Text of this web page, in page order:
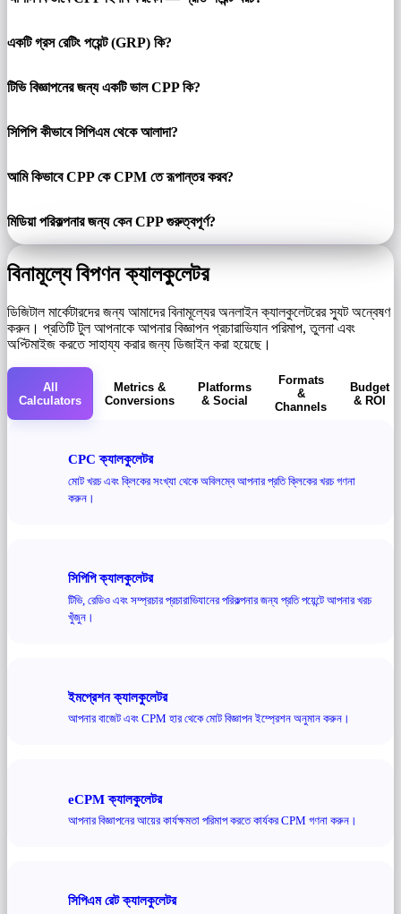
একটি গ্রস রেটিং পয়েন্ট (GRP) কি?
টিভি বিজ্ঞাপনের জন্য একটি ভাল CPP কি?
সিপিপি কীভাবে সিপিএম থেকে আলাদা?
আমি কিভাবে CPP কে CPM তে রূপান্তর করব?
মিডিয়া পরিকল্পনার জন্য কেন CPP গুরুত্বপূর্ণ?
বিনামূল্যে বিপণন ক্যালকুলেটর
ডিজিটাল মার্কেটারদের জন্য আমাদের বিনামূল্যের অনলাইন ক্যালকুলেটরের স্যুট অন্বেষণ
করুন। প্রতিটি টুল আপনাকে আপনার বিজ্ঞাপন প্রচারাভিযান পরিমাপ, তুলনা এবং
অপ্টিমাইজ করতে সাহায্য করার জন্য ডিজাইন করা হয়েছে।
All
Calculators
Metrics &
Conversions
Platforms
& Social
Formats
&
Channels
Budget
& ROI
CPC ক্যালকুলেটর
মোট খরচ এবং ক্লিকের সংখ্যা থেকে অবিলম্বে আপনার প্রতি ক্লিকের খরচ গণনা
করুন।
সিপিপি ক্যালকুলেটর
টিভি, রেডিও এবং সম্প্রচার প্রচারাভিযানের পরিকল্পনার জন্য প্রতি পয়েন্টে আপনার খরচ
খুঁজুন।
ইমপ্রেশন ক্যালকুলেটর
আপনার বাজেট এবং CPM হার থেকে মোট বিজ্ঞাপন ইম্প্রেশন অনুমান করুন।
eCPM ক্যালকুলেটর
আপনার বিজ্ঞাপনের আয়ের কার্যক্ষমতা পরিমাপ করতে কার্যকর CPM গণনা করুন।
সিপিএম রেট ক্যালকুলেটর